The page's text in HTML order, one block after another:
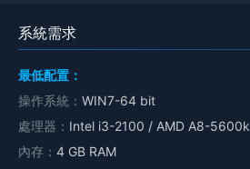
系統需求
最低配置：
操作系統： WIN7-64 bit
處理器： Intel i3-2100 / AMD A8-5600k
內存： 4 GB RAM